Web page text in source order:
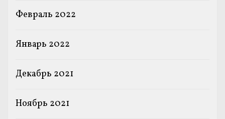
Февраль 2022
Январь 2022
Декабрь 2021
Ноябрь 2021